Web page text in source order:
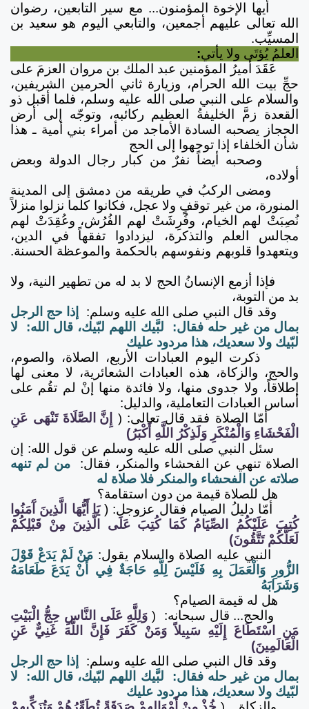
أيها الإخوة المؤمنون... مع سير التابعين، رضوان
الله تعالى عليهم أجمعين، والتابعي اليوم هو سعيد بن
المسيِّب.
العلمُ يُؤتَى ولا يأتي:
عَقَدَ أميرُ المؤمنين عبد الملك بن مروان العزمَ على
حجِّ بيت الله الحرام، وزيارة ثاني الحرمين الشريفين،
والسلام على النبي صلى الله عليه وسلم، فلما أقبل ذو
القعدة زمَّ الخليفةُ العظيم ركائبه، وتوجّه إلى أرض
الحجاز يصحبه السادة الأماجد من أمراء بني أمية ـ هذا
شأن الخلفاء إذا توجهوا إلى الحج
وصحبه أيضاً نفرٌ من كبار رجال الدولة وبعض
أولاده،
ومضى الركبُ في طريقه من دمشق إلى المدينة
المنورة، من غير توقفٍ ولا عجل، فكانوا كلما نزلوا منزلاً
نُصِبَتْ لهم الخيام، وفُرِشَتْ لهم الفُرُش، وعُقِدَتْ لهم
مجالس العلم والتذكرة، ليزدادوا تفقهاً في الدين،
ويتعهدوا قلوبهم ونفوسهم بالحكمة والموعظة الحسنة.
فإذا أزمع الإنسانُ الحج لا بد له من تطهير النية، ولا
بد من التوبة،
وقد قال النبي صلى الله عليه وسلم:
إذا حج الرجل
بمال من غير حله فقال: لبَّيك اللهم لبّيك، قال الله: لا
لبّيك ولا سعديك، هذا مردود عليك
ذكرت اليوم العبادات الأربع، الصلاة، والصوم،
والحج، والزكاة، هذه العبادات الشعائرية، لا معنى لها
إطلاقاً، ولا جدوى منها، ولا فائدة منها إنْ لم تقُم على
أساس العبادات التعاملية، والدليل:
أمّا الصلاة فقد قال تعالى: (
إِنَّ الصَّلَاةَ تَنْهَى عَنِ
الْفَحْشَاءِ وَالْمُنْكَرِ وَلَذِكْرُ اللَّهِ أَكْبَرُ)
سئل النبي صلى الله عليه وسلم عن قول الله: إن
الصلاة تنهي عن الفحشاء والمنكر، فقال:
من لم تنهه
صلاته عن الفحشاء والمنكر فلا صلاة له
هل للصلاة قيمة من دون استقامة؟
أمّا دليلُ الصيام فقال عزوجل: ( يَا أَيُّهَا الَّذِينَ آَمَنُوا
كُتِبَ عَلَيْكُمُ الصِّيَامُ كَمَا كُتِبَ عَلَى الَّذِينَ مِنْ قَبْلِكُمْ
لَعَلَّكُمْ تَتَّقُونَ)
النبي عليه الصلاة والسلام يقول: مَنْ لَمْ يَدَعْ قَوْلَ
الزُّورِ وَالْعَمَلَ بِهِ فَلَيْسَ لِلَّهِ حَاجَةٌ فِي أَنْ يَدَعَ طَعَامَهُ
وَشَرَابَهُ
هل له قيمة الصيام؟
والحج... قال سبحانه:
( وَلِلَّهِ عَلَى النَّاسِ حِجُّ الْبَيْتِ
مَنِ اسْتَطَاعَ إِلَيْهِ سَبِيلاً وَمَنْ كَفَرَ فَإِنَّ اللَّهَ غَنِيٌّ عَنِ
الْعَالَمِينَ)
وقد قال النبي صلى الله عليه وسلم:
إذا حج الرجل
بمال من غير حله فقال: لبَّيك اللهم لبّيك، قال الله: لا
لبّيك ولا سعديك، هذا مردود عليك